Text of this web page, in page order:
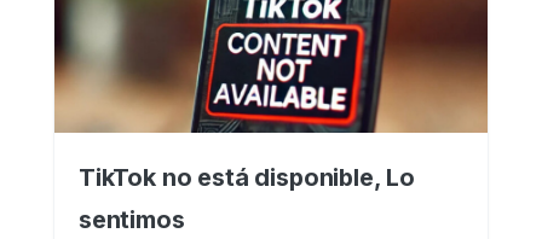
TikTok no está disponible, Lo
sentimos